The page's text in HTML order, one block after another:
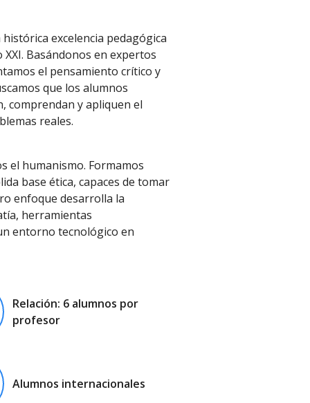
excelencia pedagógica
Basándonos en expertos
el pensamiento crítico y
que los alumnos
comprendan y apliquen el
reales.
el humanismo. Formamos
base ética, capaces de tomar
enfoque desarrolla la
herramientas
entorno tecnológico en
Relación: 6 alumnos por
profesor
Alumnos internacionales